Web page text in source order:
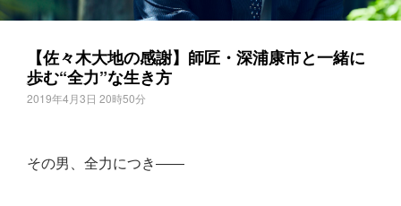
【佐々木大地の感謝】師匠・深浦康市と一緒に
歩む“全力”な生き方
2019年4月3日 20時50分
その男、全力につき――